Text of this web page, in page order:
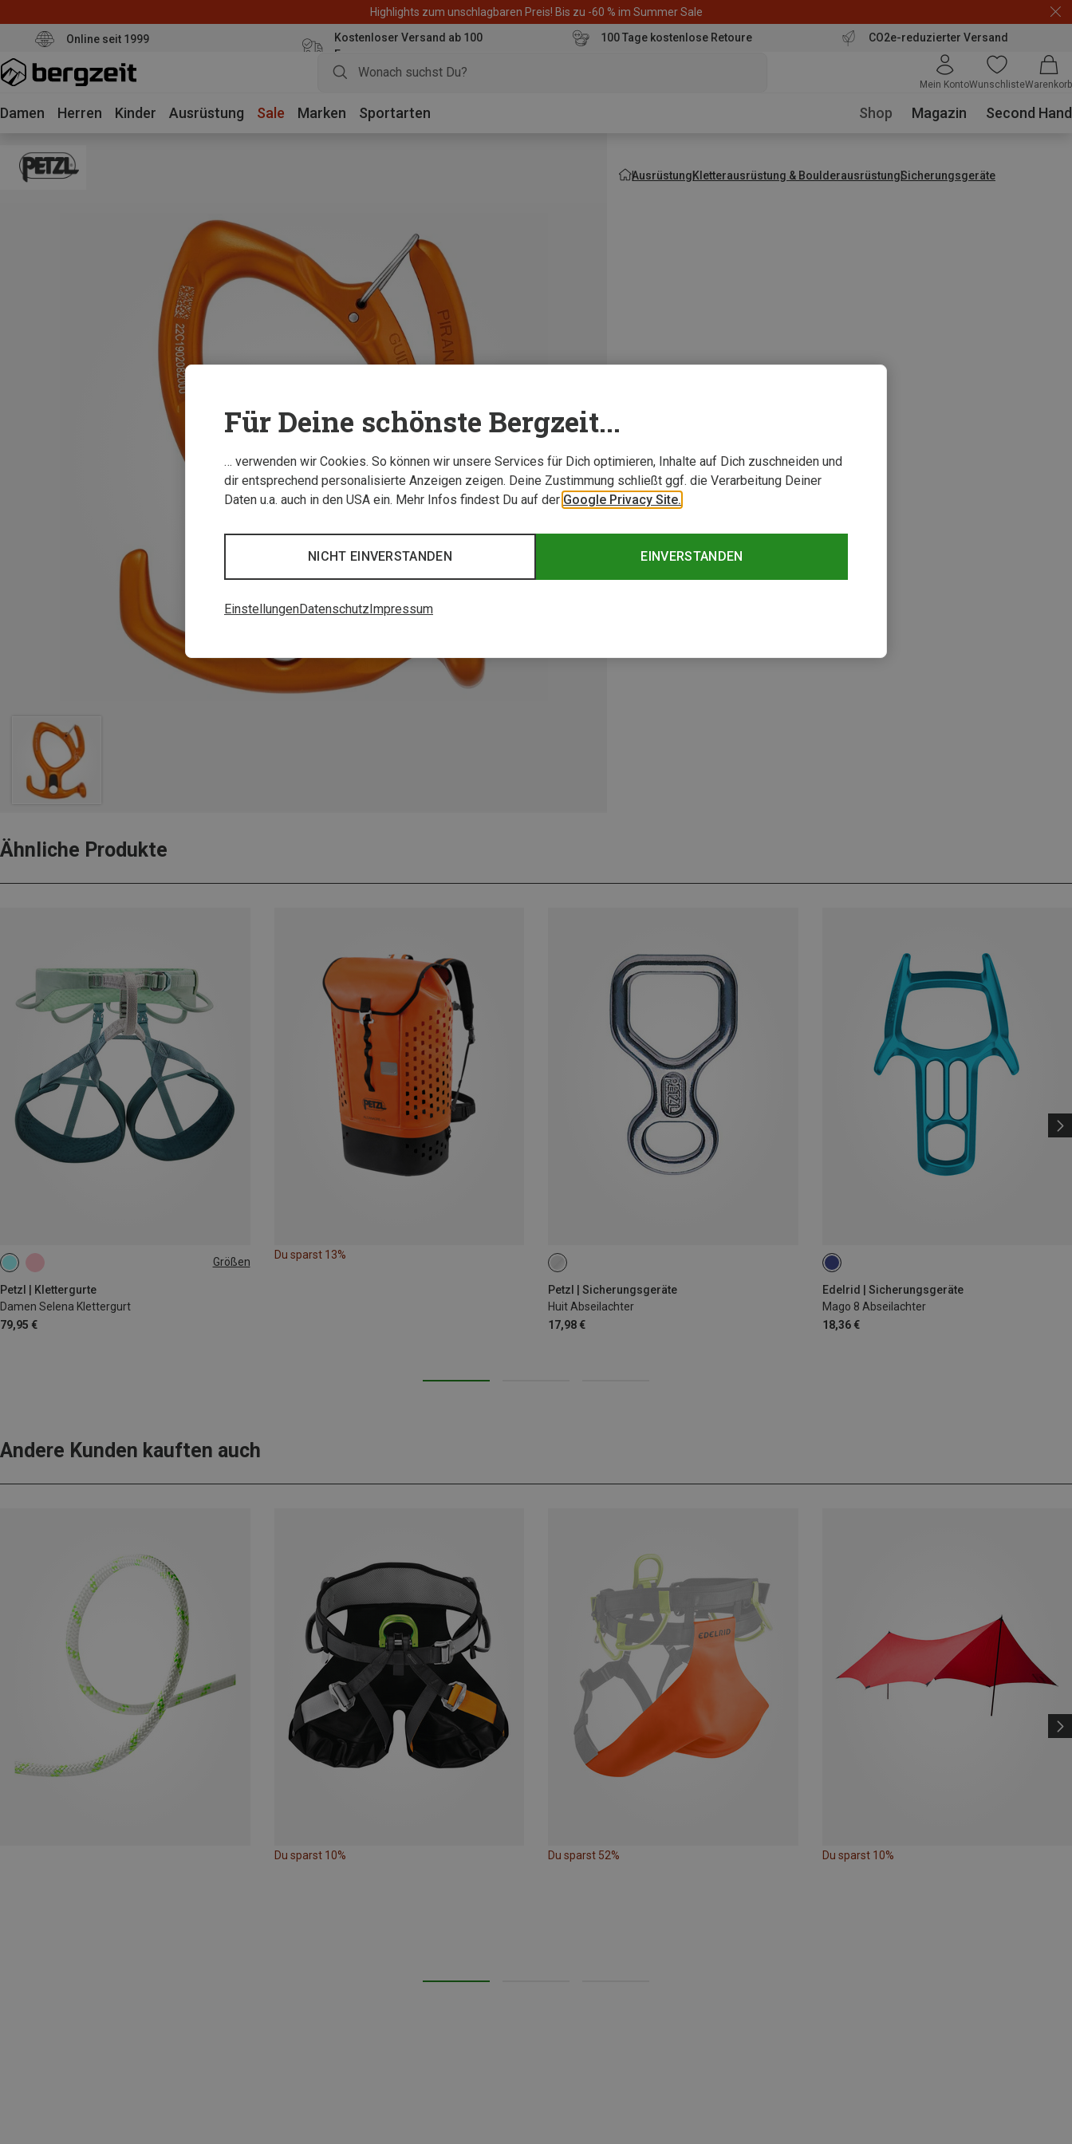
Highlights zum unschlagbaren Preis! Bis zu -60 % im Summer Sale
Online seit 1999
Kostenloser Versand ab 100
Euro
100 Tage kostenlose Retoure CO2e-reduzierter Versand
Mein KontoWunschlisteWarenkorb
Damen Herren Kinder Ausrüstung Sale Marken Sportarten Shop Magazin Second Hand
AusrüstungKletterausrüstung & BoulderausrüstungSicherungsgeräte
Ähnliche Produkte
Größen
Petzl | Klettergurte
Damen Selena Klettergurt
79,95 €
65-71CM 84-92CM
Du sparst 13%
Petzl | Sicherungsgeräte
Huit Abseilachter
17,98 €
Edelrid | Sicherungsgeräte
Mago 8 Abseilachter
18,36 €
Andere Kunden kauften auch
Du sparst 10% Du sparst 52% Du sparst 10%
Für Deine schönste Bergzeit...
… verwenden wir Cookies. So können wir unsere Services für Dich optimieren, Inhalte auf Dich zuschneiden und
dir entsprechend personalisierte Anzeigen zeigen. Deine Zustimmung schließt ggf. die Verarbeitung Deiner
Daten u.a. auch in den USA ein. Mehr Infos findest Du auf der Google Privacy Site.
EINVERSTANDEN
NICHT EINVERSTANDEN
EinstellungenDatenschutz Impressum